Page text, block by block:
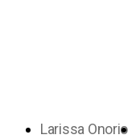
Larissa Onorio